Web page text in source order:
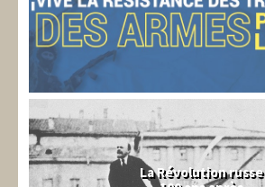
La Révolution russe